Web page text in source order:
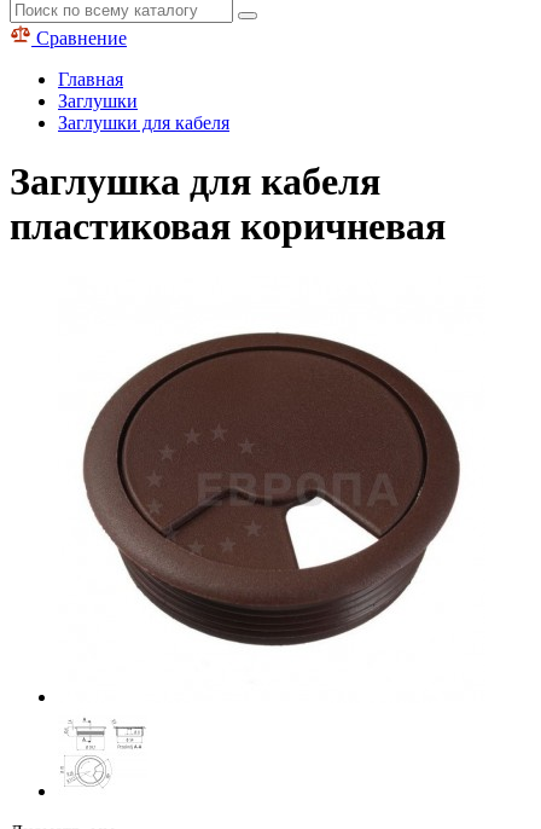
Сравнение
Главная
Заглушки
Заглушки для кабеля
Заглушка для кабеля
пластиковая коричневая